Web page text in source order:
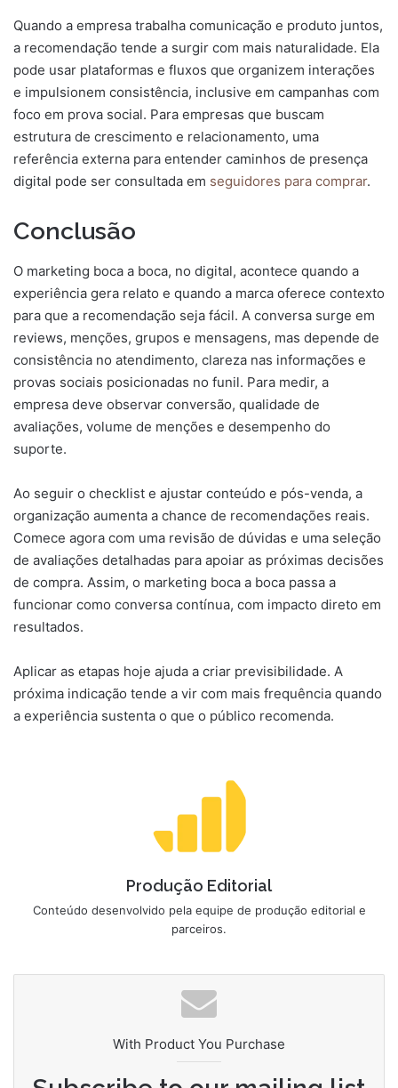
Quando a empresa trabalha comunicação e produto juntos,
a recomendação tende a surgir com mais naturalidade. Ela
pode usar plataformas e fluxos que organizem interações
e impulsionem consistência, inclusive em campanhas com
foco em prova social. Para empresas que buscam
estrutura de crescimento e relacionamento, uma
referência externa para entender caminhos de presença
digital pode ser consultada em seguidores para comprar.
Conclusão
O marketing boca a boca, no digital, acontece quando a
experiência gera relato e quando a marca oferece contexto
para que a recomendação seja fácil. A conversa surge em
reviews, menções, grupos e mensagens, mas depende de
consistência no atendimento, clareza nas informações e
provas sociais posicionadas no funil. Para medir, a
empresa deve observar conversão, qualidade de
avaliações, volume de menções e desempenho do
suporte.
Ao seguir o checklist e ajustar conteúdo e pós-venda, a
organização aumenta a chance de recomendações reais.
Comece agora com uma revisão de dúvidas e uma seleção
de avaliações detalhadas para apoiar as próximas decisões
de compra. Assim, o marketing boca a boca passa a
funcionar como conversa contínua, com impacto direto em
resultados.
Aplicar as etapas hoje ajuda a criar previsibilidade. A
próxima indicação tende a vir com mais frequência quando
a experiência sustenta o que o público recomenda.
Produção Editorial
Conteúdo desenvolvido pela equipe de produção editorial e
parceiros.
With Product You Purchase